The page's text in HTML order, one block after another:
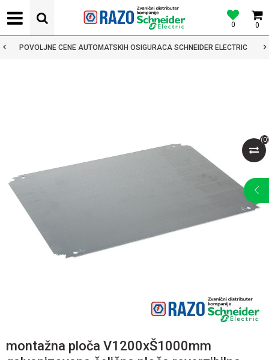
0
0
POVOLJNE CENE AUTOMATSKIH OSIGURACA SCHNEIDER ELECTRIC
(0)
montažna ploča V1200xŠ1000mm